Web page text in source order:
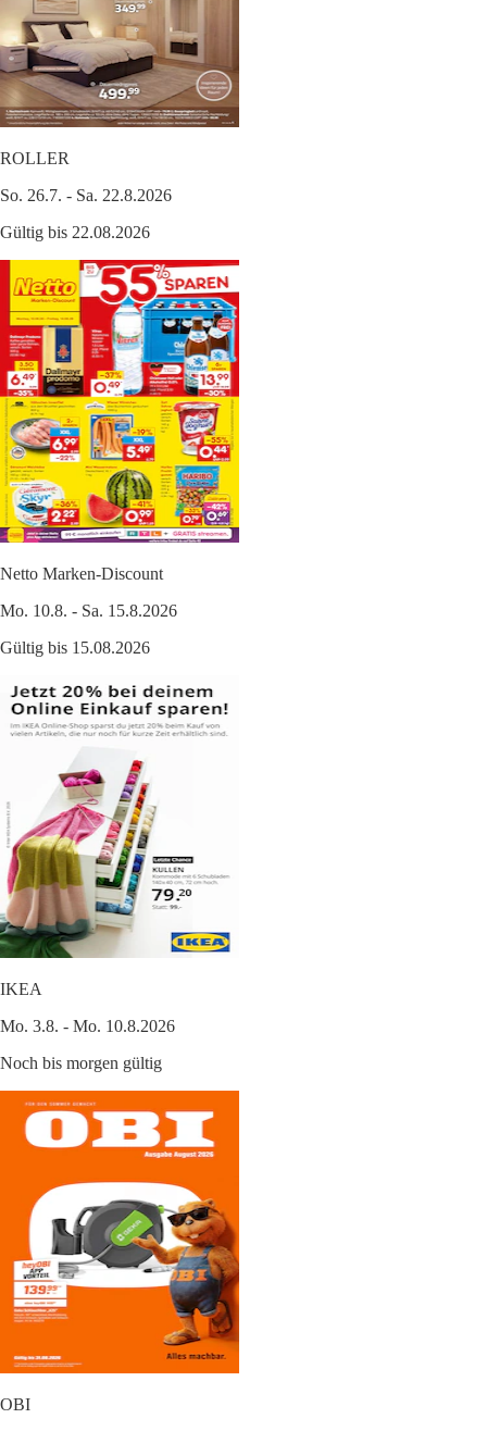
ROLLER
So. 26.7. - Sa. 22.8.2026
Gültig bis 22.08.2026
Netto Marken-Discount
Mo. 10.8. - Sa. 15.8.2026
Gültig bis 15.08.2026
IKEA
Mo. 3.8. - Mo. 10.8.2026
Noch bis morgen gültig
OBI